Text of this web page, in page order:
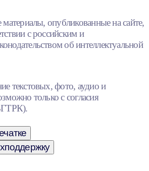
опубликованные на сайте,
с российским и
об интеллектуальной
текстовых, фото, аудио и
только с согласия